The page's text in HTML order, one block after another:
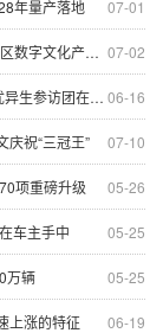
07-01
年量产落地
07-02
化产业新业态
06-16
团在广州结营
07-10
祝“三冠王”
05-26
项重磅升级
05-25
车主手中
05-25
万辆
06-19
上涨的特征